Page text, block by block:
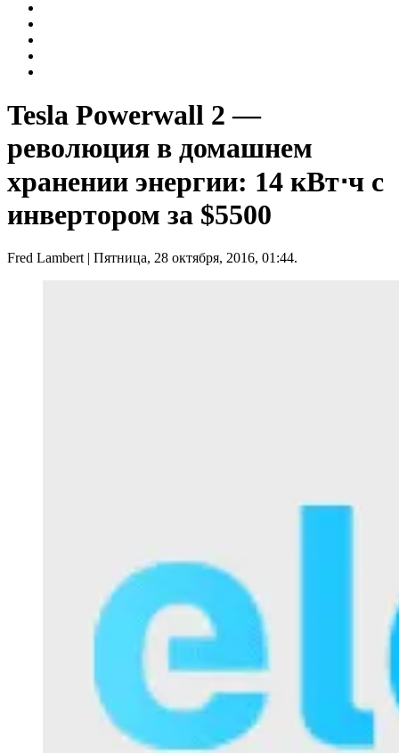
Tesla Powerwall 2 —
революция в домашнем
хранении энергии: 14 кВт⋅ч с
инвертором за $5500
Fred Lambert| Пятница, 28 октября, 2016, 01:44.